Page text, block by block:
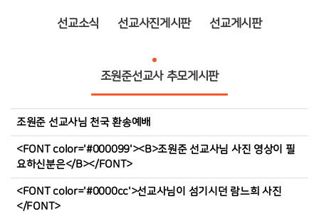
선교소식 선교사진게시판 선교게시판
조원준선교사 추모게시판
조원준 선교사님 천국 환송예배
<FONT color='#000099'><B>조원준 선교사님 사진 영상이 필
요하신분은</B></FONT>
<FONT color='#0000cc'>선교사님이 섬기시던 람느희 사진
</FONT>